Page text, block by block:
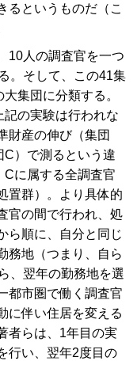
るというものだ（こ
10人の調査官を一つ
。そして、この41集
集団に分類する。
の実験は行われな
財産の伸び（集団
C）で測るという違
に属する全調査官
置群）。より具体的
官の間で行われ、処
ら順に、自分と同じ
務地（つまり、自ら
、翌年の勤務地を選
都市圏で働く調査官
に伴い住居を変える
者らは、1年目の実
行い、翌年2度目の